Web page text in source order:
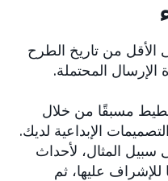
الأقل من تاريخ الطرح
الإرسال المحتملة.
مسبقًا من خلال
الإبداعية لديك.
المثال، لأحداث
للإشراف عليها، ثم